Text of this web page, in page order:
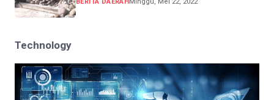
Technology